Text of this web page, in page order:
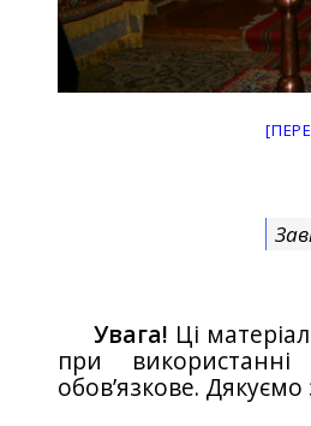
Увага! Ці
при
обов’язкове.